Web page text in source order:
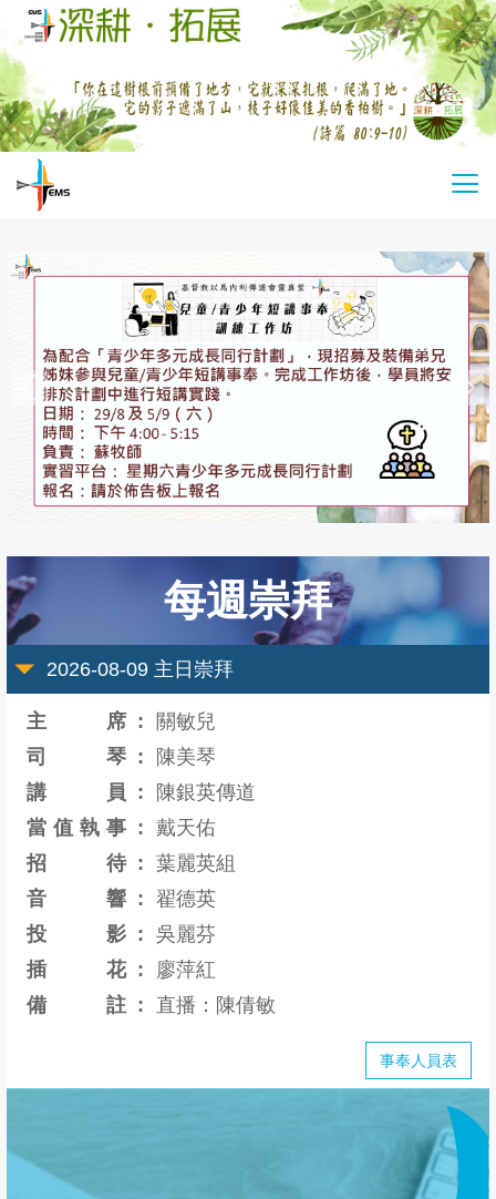
Skip
main
content
切
選
單
督
以
利
傳
道
會
靈
每週崇拜
2026-08-09 主日崇拜
主席
關敏兒
司琴
陳美琴
講員
陳銀英傳道
當值執事
戴天佑
招待
葉麗英組
音響
翟德英
投影
吳麗芬
插花
廖萍紅
備註
直播：陳倩敏
事奉人員表